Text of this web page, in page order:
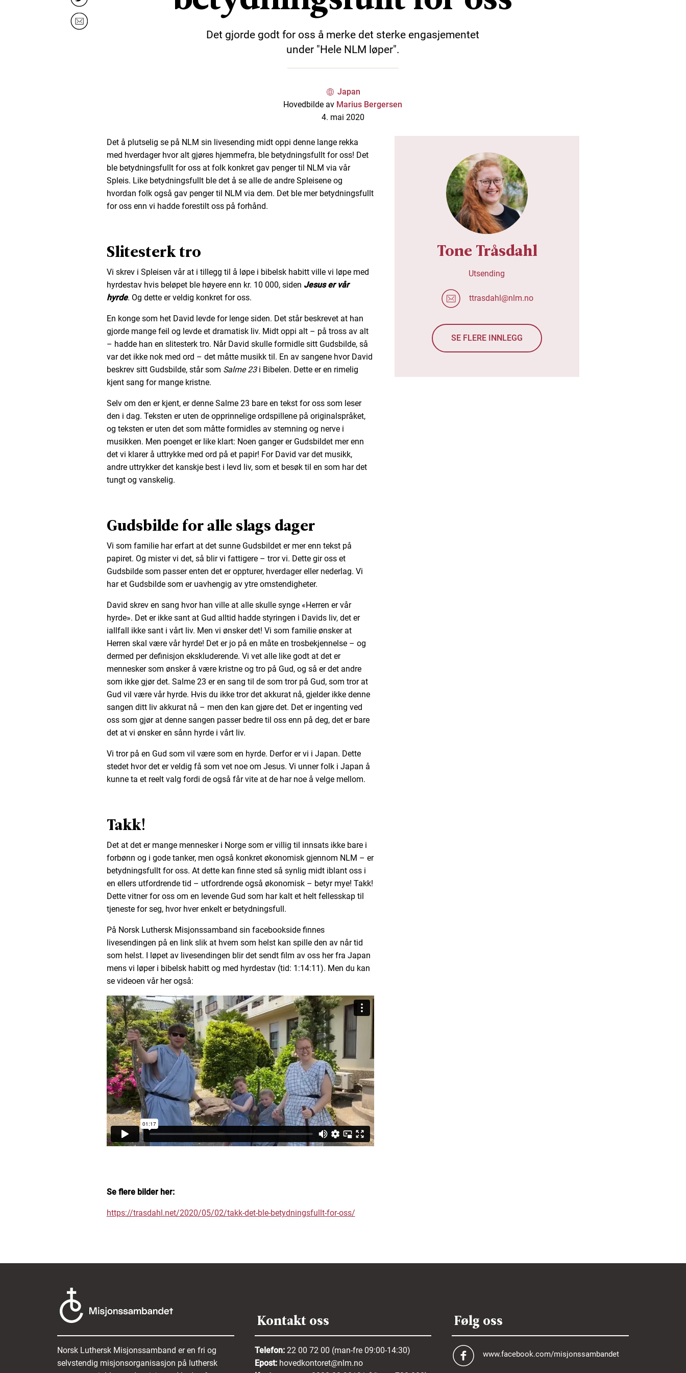
Det gjorde godt for oss å merke det sterke engasjementet
under "Hele NLM løper".
Japan
Hovedbilde av Marius Bergersen
4. mai 2020
Det å plutselig se på NLM sin livesending midt oppi denne lange rekka
med hverdager hvor alt gjøres hjemmefra, ble betydningsfullt for oss! Det
ble betydningsfullt for oss at folk konkret gav penger til NLM via vår
Spleis. Like betydningsfullt ble det å se alle de andre Spleisene og
hvordan folk også gav penger til NLM via dem. Det ble mer betydningsfullt
for oss enn vi hadde forestilt oss på forhånd.
Slitesterk tro
Vi skrev i Spleisen vår at i tillegg til å løpe i bibelsk habitt ville vi løpe med
hyrdestav hvis beløpet ble høyere enn kr. 10 000, siden Jesus er vår
hyrde. Og dette er veldig konkret for oss.
En konge som het David levde for lenge siden. Det står beskrevet at han
gjorde mange feil og levde et dramatisk liv. Midt oppi alt – på tross av alt
– hadde han en slitesterk tro. Når David skulle formidle sitt Gudsbilde, så
var det ikke nok med ord – det måtte musikk til. En av sangene hvor David
beskrev sitt Gudsbilde, står som Salme 23i Bibelen. Dette er en rimelig
kjent sang for mange kristne.
Selv om den er kjent, er denne Salme 23 bare en tekst for oss som leser
den i dag. Teksten er uten de opprinnelige ordspillene på originalspråket,
og teksten er uten det som måtte formidles av stemning og nerve i
musikken. Men poenget er like klart: Noen ganger er Gudsbildet mer enn
det vi klarer å uttrykke med ord på et papir! For David var det musikk,
andre uttrykker det kanskje best i levd liv, som et besøk til en som har det
tungt og vanskelig.
Gudsbilde for alle slags dager
Vi som familie har erfart at det sunne Gudsbildet er mer enn tekst på
papiret. Og mister vi det, så blir vi fattigere – tror vi. Dette gir oss et
Gudsbilde som passer enten det er oppturer, hverdager eller nederlag. Vi
har et Gudsbilde som er uavhengig av ytre omstendigheter.
David skrev en sang hvor han ville at alle skulle synge «Herren er vår
hyrde». Det er ikke sant at Gud alltid hadde styringen i Davids liv, det er
iallfall ikke sant i vårt liv. Men vi ønsker det! Vi som familie ønsker at
Herren skal være vår hyrde! Det er jo på en måte en trosbekjennelse – og
dermed per definisjon ekskluderende. Vi vet alle like godt at det er
mennesker som ønsker å være kristne og tro på Gud, og så er det andre
som ikke gjør det. Salme 23 er en sang til de som tror på Gud, som tror at
Gud vil være vår hyrde. Hvis du ikke tror det akkurat nå, gjelder ikke denne
sangen ditt liv akkurat nå – men den kan gjøre det. Det er ingenting ved
oss som gjør at denne sangen passer bedre til oss enn på deg, det er bare
det at vi ønsker en sånn hyrde i vårt liv.
Vi tror på en Gud som vil være som en hyrde. Derfor er vi i Japan. Dette
stedet hvor det er veldig få som vet noe om Jesus. Vi unner folk i Japan å
kunne ta et reelt valg fordi de også får vite at de har noe å velge mellom.
Takk!
Det at det er mange mennesker i Norge som er villig til innsats ikke bare i
forbønn og i gode tanker, men også konkret økonomisk gjennom NLM – er
betydningsfullt for oss. At dette kan finne sted så synlig midt iblant oss i
en ellers utfordrende tid – utfordrende også økonomisk – betyr mye! Takk!
Dette vitner for oss om en levende Gud som har kalt et helt fellesskap til
tjeneste for seg, hvor hver enkelt er betydningsfull.
På Norsk Luthersk Misjonssamband sin facebookside finnes
livesendingen på en link slik at hvem som helst kan spille den av når tid
som helst. I løpet av livesendingen blir det sendt film av oss her fra Japan
mens vi løper i bibelsk habitt og med hyrdestav (tid: 1:14:11). Men du kan
se videoen vår her også:
Se flere bilder her:
https://trasdahl.net/2020/05/02/takk-det-ble-betydningsfullt-for-oss/
Tone Tråsdahl
Utsending
ttrasdahl@nlm.no
SE FLERE INNLEGG
Norsk Luthersk Misjonssamband er en fri og
selvstendig misjonsorganisasjon på luthersk
Kontakt oss
Telefon: 22 00 72 00 (man-fre 09:00-14:30)
Epost: hovedkontoret@nlm.no
Følg oss
www.facebook.com/misjonssambandet